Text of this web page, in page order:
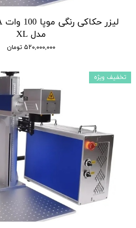
مدل XL
۵۲۰,۰۰۰,۰۰۰ تومان
تخفیف ویژه